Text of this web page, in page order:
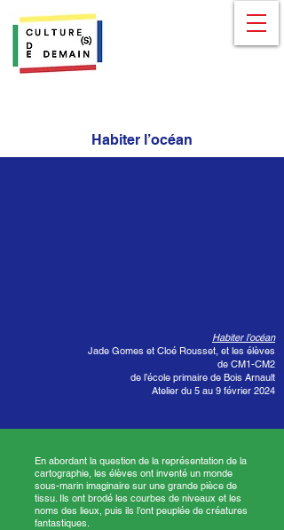
Habiter l’océan
Habiter l’océan
Jade Gomes et Cloé Rousset, et les élèves
de CM1-CM2
de l’école primaire de Bois Arnault
Atelier du 5 au 9 février 2024
En abordant la question de la représentation de la
cartographie, les élèves ont inventé un monde
sous-marin imaginaire sur une grande pièce de
tissu. Ils ont brodé les courbes de niveaux et les
noms des lieux, puis ils l’ont peuplée de créatures
fantastiques.